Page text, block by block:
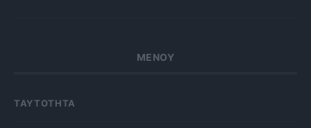
ΜΕΝΟΥ
ΤΑΥΤΟΤΗΤΑ